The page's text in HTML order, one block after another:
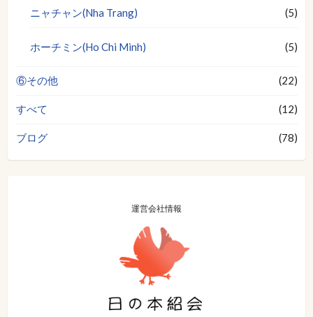
ニャチャン(Nha Trang) (5)
ホーチミン(Ho Chi Minh) (5)
⑥その他 (22)
すべて (12)
ブログ (78)
運営会社情報